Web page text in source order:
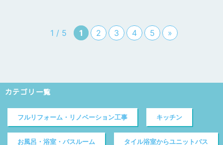
1 / 5 1 2 3 4 5 »
カテゴリ一覧
フルリフォーム・リノベーション工事 キッチン
お風呂・浴室・バスルーム タイル浴室からユニットバス